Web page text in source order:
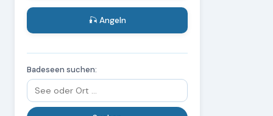
🎣 Angeln
Badeseen suchen: